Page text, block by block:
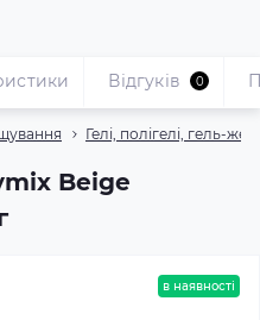
Гелі, полігелі, гель-
Beige
Відгуків 0
в наявності